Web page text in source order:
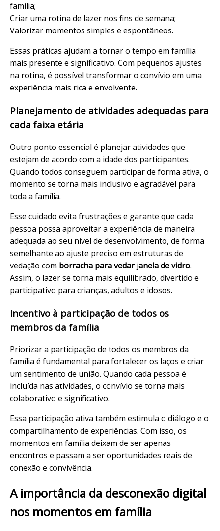
família;
Criar uma rotina de lazer nos fins de semana;
Valorizar momentos simples e espontâneos.
Essas práticas ajudam a tornar o tempo em família
mais presente e significativo. Com pequenos ajustes
na rotina, é possível transformar o convívio em uma
experiência mais rica e envolvente.
Planejamento de atividades adequadas para
cada faixa etária
Outro ponto essencial é planejar atividades que
estejam de acordo com a idade dos participantes.
Quando todos conseguem participar de forma ativa, o
momento se torna mais inclusivo e agradável para
toda a família.
Esse cuidado evita frustrações e garante que cada
pessoa possa aproveitar a experiência de maneira
adequada ao seu nível de desenvolvimento, de forma
semelhante ao ajuste preciso em estruturas de
vedação com borracha para vedar janela de vidro.
Assim, o lazer se torna mais equilibrado, divertido e
participativo para crianças, adultos e idosos.
Incentivo à participação de todos os
membros da família
Priorizar a participação de todos os membros da
família é fundamental para fortalecer os laços e criar
um sentimento de união. Quando cada pessoa é
incluída nas atividades, o convívio se torna mais
colaborativo e significativo.
Essa participação ativa também estimula o diálogo e o
compartilhamento de experiências. Com isso, os
momentos em família deixam de ser apenas
encontros e passam a ser oportunidades reais de
conexão e convivência.
A importância da desconexão digital
nos momentos em família